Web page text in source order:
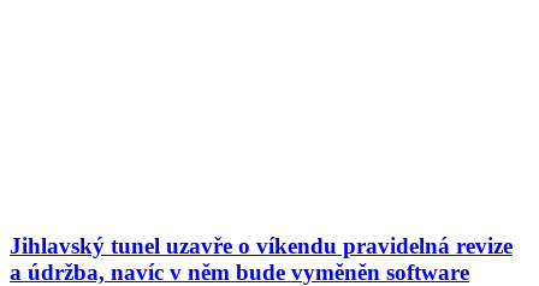
Jihlavský tunel uzavře o víkendu pravidelná revize
a údržba, navíc v něm bude vyměněn software